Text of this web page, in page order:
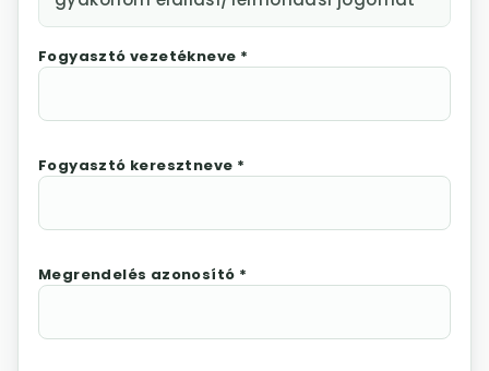
Fogyasztó vezetékneve *
Fogyasztó keresztneve *
Megrendelés azonosító *